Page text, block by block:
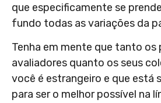
que especificamente se
fundo todas as variações da
Tenha em mente que tanto os
avaliadores quanto os seus
você é estrangeiro e que está
para ser o melhor possível na